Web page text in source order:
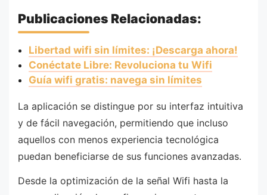
Publicaciones Relacionadas:
Libertad wifi sin límites: ¡Descarga ahora!
Conéctate Libre: Revoluciona tu Wifi
Guía wifi gratis: navega sin límites
La aplicación se distingue por su interfaz intuitiva
y de fácil navegación, permitiendo que incluso
aquellos con menos experiencia tecnológica
puedan beneficiarse de sus funciones avanzadas.
Desde la optimización de la señal Wifi hasta la